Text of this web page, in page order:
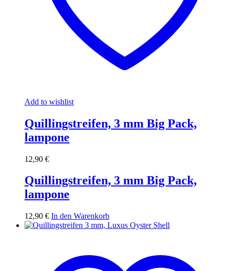
Add to wishlist
Quillingstreifen, 3 mm Big Pack,
lampone
12,90 €
Quillingstreifen, 3 mm Big Pack,
lampone
12,90 € In den Warenkorb